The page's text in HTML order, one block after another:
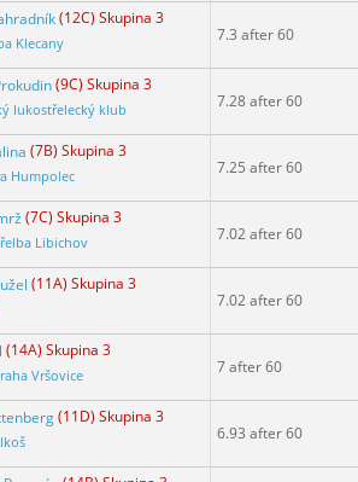
(12C) Skupina 3
Klecany 7.3 after 60
(9C) Skupina 3
lukostřelecký klub 7.28 after 60
(7B) Skupina 3
Humpolec 7.25 after 60
(7C) Skupina 3
Libichov 7.02 after 60
(11A) Skupina 3
7.02 after 60
(14A) Skupina 3
Vršovice 7 after 60
(11D) Skupina 3
6.93 after 60